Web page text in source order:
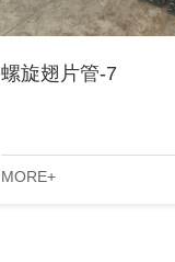
螺旋翅片管-7
MORE+